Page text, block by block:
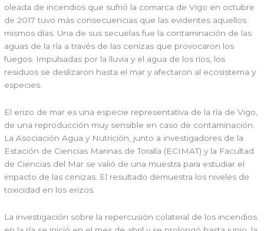
oleada de incendios que sufrió la comarca de Vigo en octubre
de 2017 tuvo más consecuencias que las evidentes aquellos
mismos días. Una de sus secuelas fue la contaminación de las
aguas de la ría a través de las cenizas que provocaron los
fuegos. Impulsadas por la lluvia y el agua de los ríos, los
residuos se deslizaron hasta el mar y afectaron al ecosistema y
especies.
El erizo de mar es una especie representativa de la ría de Vigo,
de una reproducción muy sensible en caso de contaminación.
La Asociación Agua y Nutrición, junto a investigadores de la
Estación de Ciencias Marinas de Toralla (ECIMAT) y la Facultad
de Ciencias del Mar se valió de una muestra para estudiar el
impacto de las cenizas. El resultado demuestra los niveles de
toxicidad en los erizos.
La investigación sobre la repercusión colateral de los incendios